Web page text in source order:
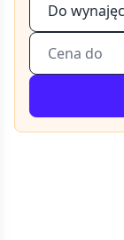
Do
Cena do